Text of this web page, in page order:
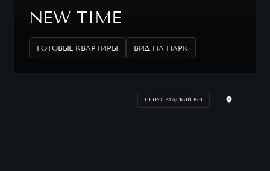
NEW TIME
ГОТОВЫЕ КВАРТИРЫ ВИД НА ПАРК
ПЕТРОГРАДСКИЙ Р-Н